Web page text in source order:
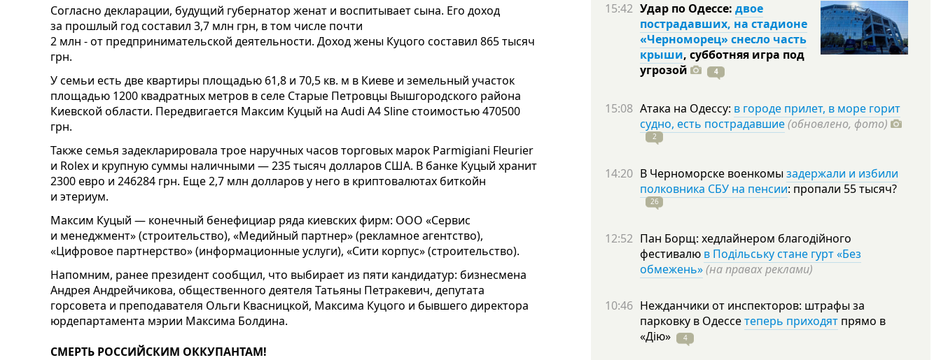
Согласно декларации, будущий губернатор женат и воспитывает сына. Его доход
за прошлый год составил 3,7 млн грн, в том числе почти
2 млн - от предпринимательской деятельности. Доход жены Куцого составил 865 тысяч
грн.
У семьи есть две квартиры площадью 61,8 и 70,5 кв. м в Киеве и земельный участок
площадью 1200 квадратных метров в селе Старые Петровцы Вышгородского района
Киевской области. Передвигается Максим Куцый на Audi A4 Sline стоимостью 470500
грн.
Также семья задекларировала трое наручных часов торговых марок Parmigiani Fleurier
и Rolex и крупную суммы наличными — 235 тысяч долларов США. В банке Куцый хранит
2300 евро и 246284 грн. Еще 2,7 млн долларов у него в криптовалютах биткойн
и этериум.
Максим Куцый — конечный бенефициар ряда киевских фирм: ООО «Сервис
и менеджмент» (строительство), «Медийный партнер» (рекламное агентство),
«Цифровое партнерство» (информационные услуги), «Сити корпус» (строительство).
Напомним, ранее президент сообщил, что выбирает из пяти кандидатур: бизнесмена
Андрея Андрейчикова, общественного деятеля Татьяны Петракевич, депутата
горсовета и преподавателя Ольги Квасницкой, Максима Куцого и бывшего директора
юрдепартамента мэрии Максима Болдина.
СМЕРТЬ РОССИЙСКИМ ОККУПАНТАМ!
15:42 Удар по Одессе: двое
пострадавших, на стадионе
«Черноморец» снесло часть
крыши, субботняя игра под
угрозой
4
15:08 Атака на Одессу: в городе прилет, в море горит
судно, есть пострадавшие(обновлено, фото)
2
14:20 В Черноморске военкомы задержали и избили
полковника СБУ на пенсии: пропали 55тысяч?
26
12:52 Пан Борщ: хедлайнером благодійного
фестивалю в Подільську стане гурт «Без
обмежень»(на правах реклами)
10:46 Нежданчики от инспекторов: штрафы за
парковку в Одессетеперь приходят прямо в
«Дію»
4